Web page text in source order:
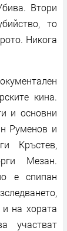
Втори
то
Никога
кина.
и основни
Руменов и
Кръстев,
Мезан.
е спипан
на хората
участват